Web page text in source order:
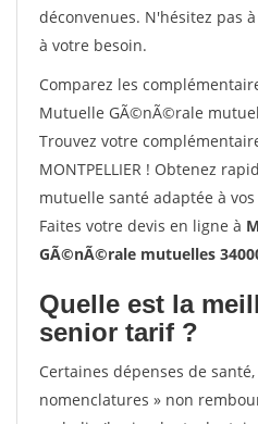
déconvenues. N'hésitez pas
à votre besoin.
Comparez les
Mutuelle GÃ©nÃ©rale
Trouvez votre
MONTPELLIER ! Obtenez
mutuelle santé adaptée à
Faites votre devis en ligne à
GÃ©nÃ©rale mutuelles
Quelle est la
senior tarif ?
Certaines dépenses de
nomenclatures » non